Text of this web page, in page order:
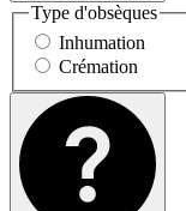
Type d'obsèques
Inhumation
Crémation